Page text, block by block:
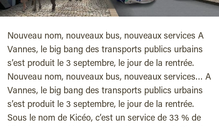
Nouveau nom, nouveaux bus, nouveaux services A
Vannes, le big bang des transports publics urbains
s’est produit le 3 septembre, le jour de la rentrée.
Nouveau nom, nouveaux bus, nouveaux services… A
Vannes, le big bang des transports publics urbains
s’est produit le 3 septembre, le jour de la rentrée.
Sous le nom de Kicéo, c’est un service de 33 % de